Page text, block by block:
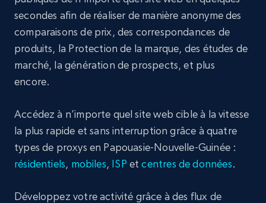
secondes afin de réaliser de manière anonyme des
comparaisons de prix, des correspondances de
produits, la Protection de la marque, des études de
marché, la génération de prospects, et plus
encore.
Accédez à n’importe quel site web cible à la vitesse
la plus rapide et sans interruption grâce à quatre
types de proxys en Papouasie-Nouvelle-Guinée :
résidentiels, mobiles, ISP etcentres de données.
Développez votre activité grâce à des flux de